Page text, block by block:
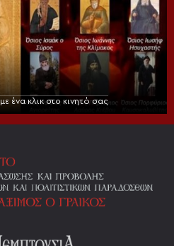
ένα κλικ στο κινητό σας